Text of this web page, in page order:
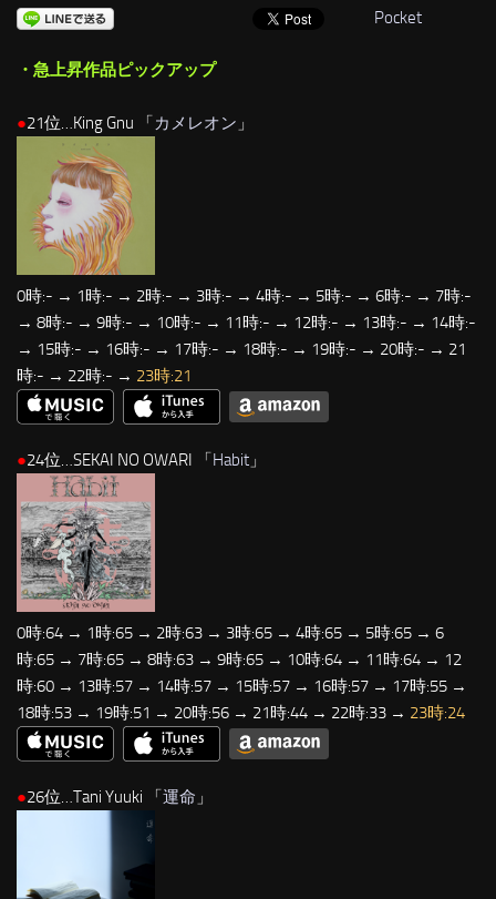
Pocket
・急上昇作品ピックアップ
●21位…King Gnu 「カメレオン 」
0時:- → 1時:- → 2時:- → 3時:- → 4時:- → 5時:- → 6時:- → 7時:-
→ 8時:- → 9時:- → 10時:- → 11時:- → 12時:- → 13時:- → 14時:-
→ 15時:- → 16時:- → 17時:- → 18時:- → 19時:- → 20時:- → 21
時:- → 22時:- → 23時:21
●24位…SEKAI NO OWARI 「Habit 」
0時:64 → 1時:65 → 2時:63 → 3時:65 → 4時:65 → 5時:65 → 6
時:65 → 7時:65 → 8時:63 → 9時:65 → 10時:64 → 11時:64 → 12
時:60 → 13時:57 → 14時:57 → 15時:57 → 16時:57 → 17時:55 →
18時:53 → 19時:51 → 20時:56 → 21時:44 → 22時:33 → 23時:24
●26位…Tani Yuuki 「 運命 」